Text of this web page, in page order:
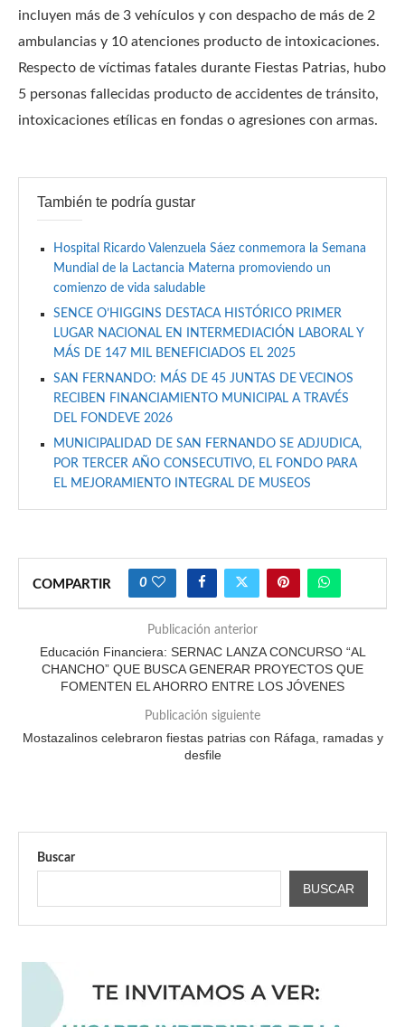
incluyen más de 3 vehículos y con despacho de más de 2
ambulancias y 10 atenciones producto de intoxicaciones.
Respecto de víctimas fatales durante Fiestas Patrias, hubo
5 personas fallecidas producto de accidentes de tránsito,
intoxicaciones etílicas en fondas o agresiones con armas.
También te podría gustar
Hospital Ricardo Valenzuela Sáez conmemora la Semana
Mundial de la Lactancia Materna promoviendo un
comienzo de vida saludable
SENCE O’HIGGINS DESTACA HISTÓRICO PRIMER
LUGAR NACIONAL EN INTERMEDIACIÓN LABORAL Y
MÁS DE 147 MIL BENEFICIADOS EL 2025
SAN FERNANDO: MÁS DE 45 JUNTAS DE VECINOS
RECIBEN FINANCIAMIENTO MUNICIPAL A TRAVÉS
DEL FONDEVE 2026
MUNICIPALIDAD DE SAN FERNANDO SE ADJUDICA,
POR TERCER AÑO CONSECUTIVO, EL FONDO PARA
EL MEJORAMIENTO INTEGRAL DE MUSEOS
COMPARTIR 0
Publicación anterior
Educación Financiera: SERNAC LANZA CONCURSO “AL
CHANCHO” QUE BUSCA GENERAR PROYECTOS QUE
FOMENTEN EL AHORRO ENTRE LOS JÓVENES
Publicación siguiente
Mostazalinos celebraron fiestas patrias con Ráfaga, ramadas y
desfile
Buscar
BUSCAR